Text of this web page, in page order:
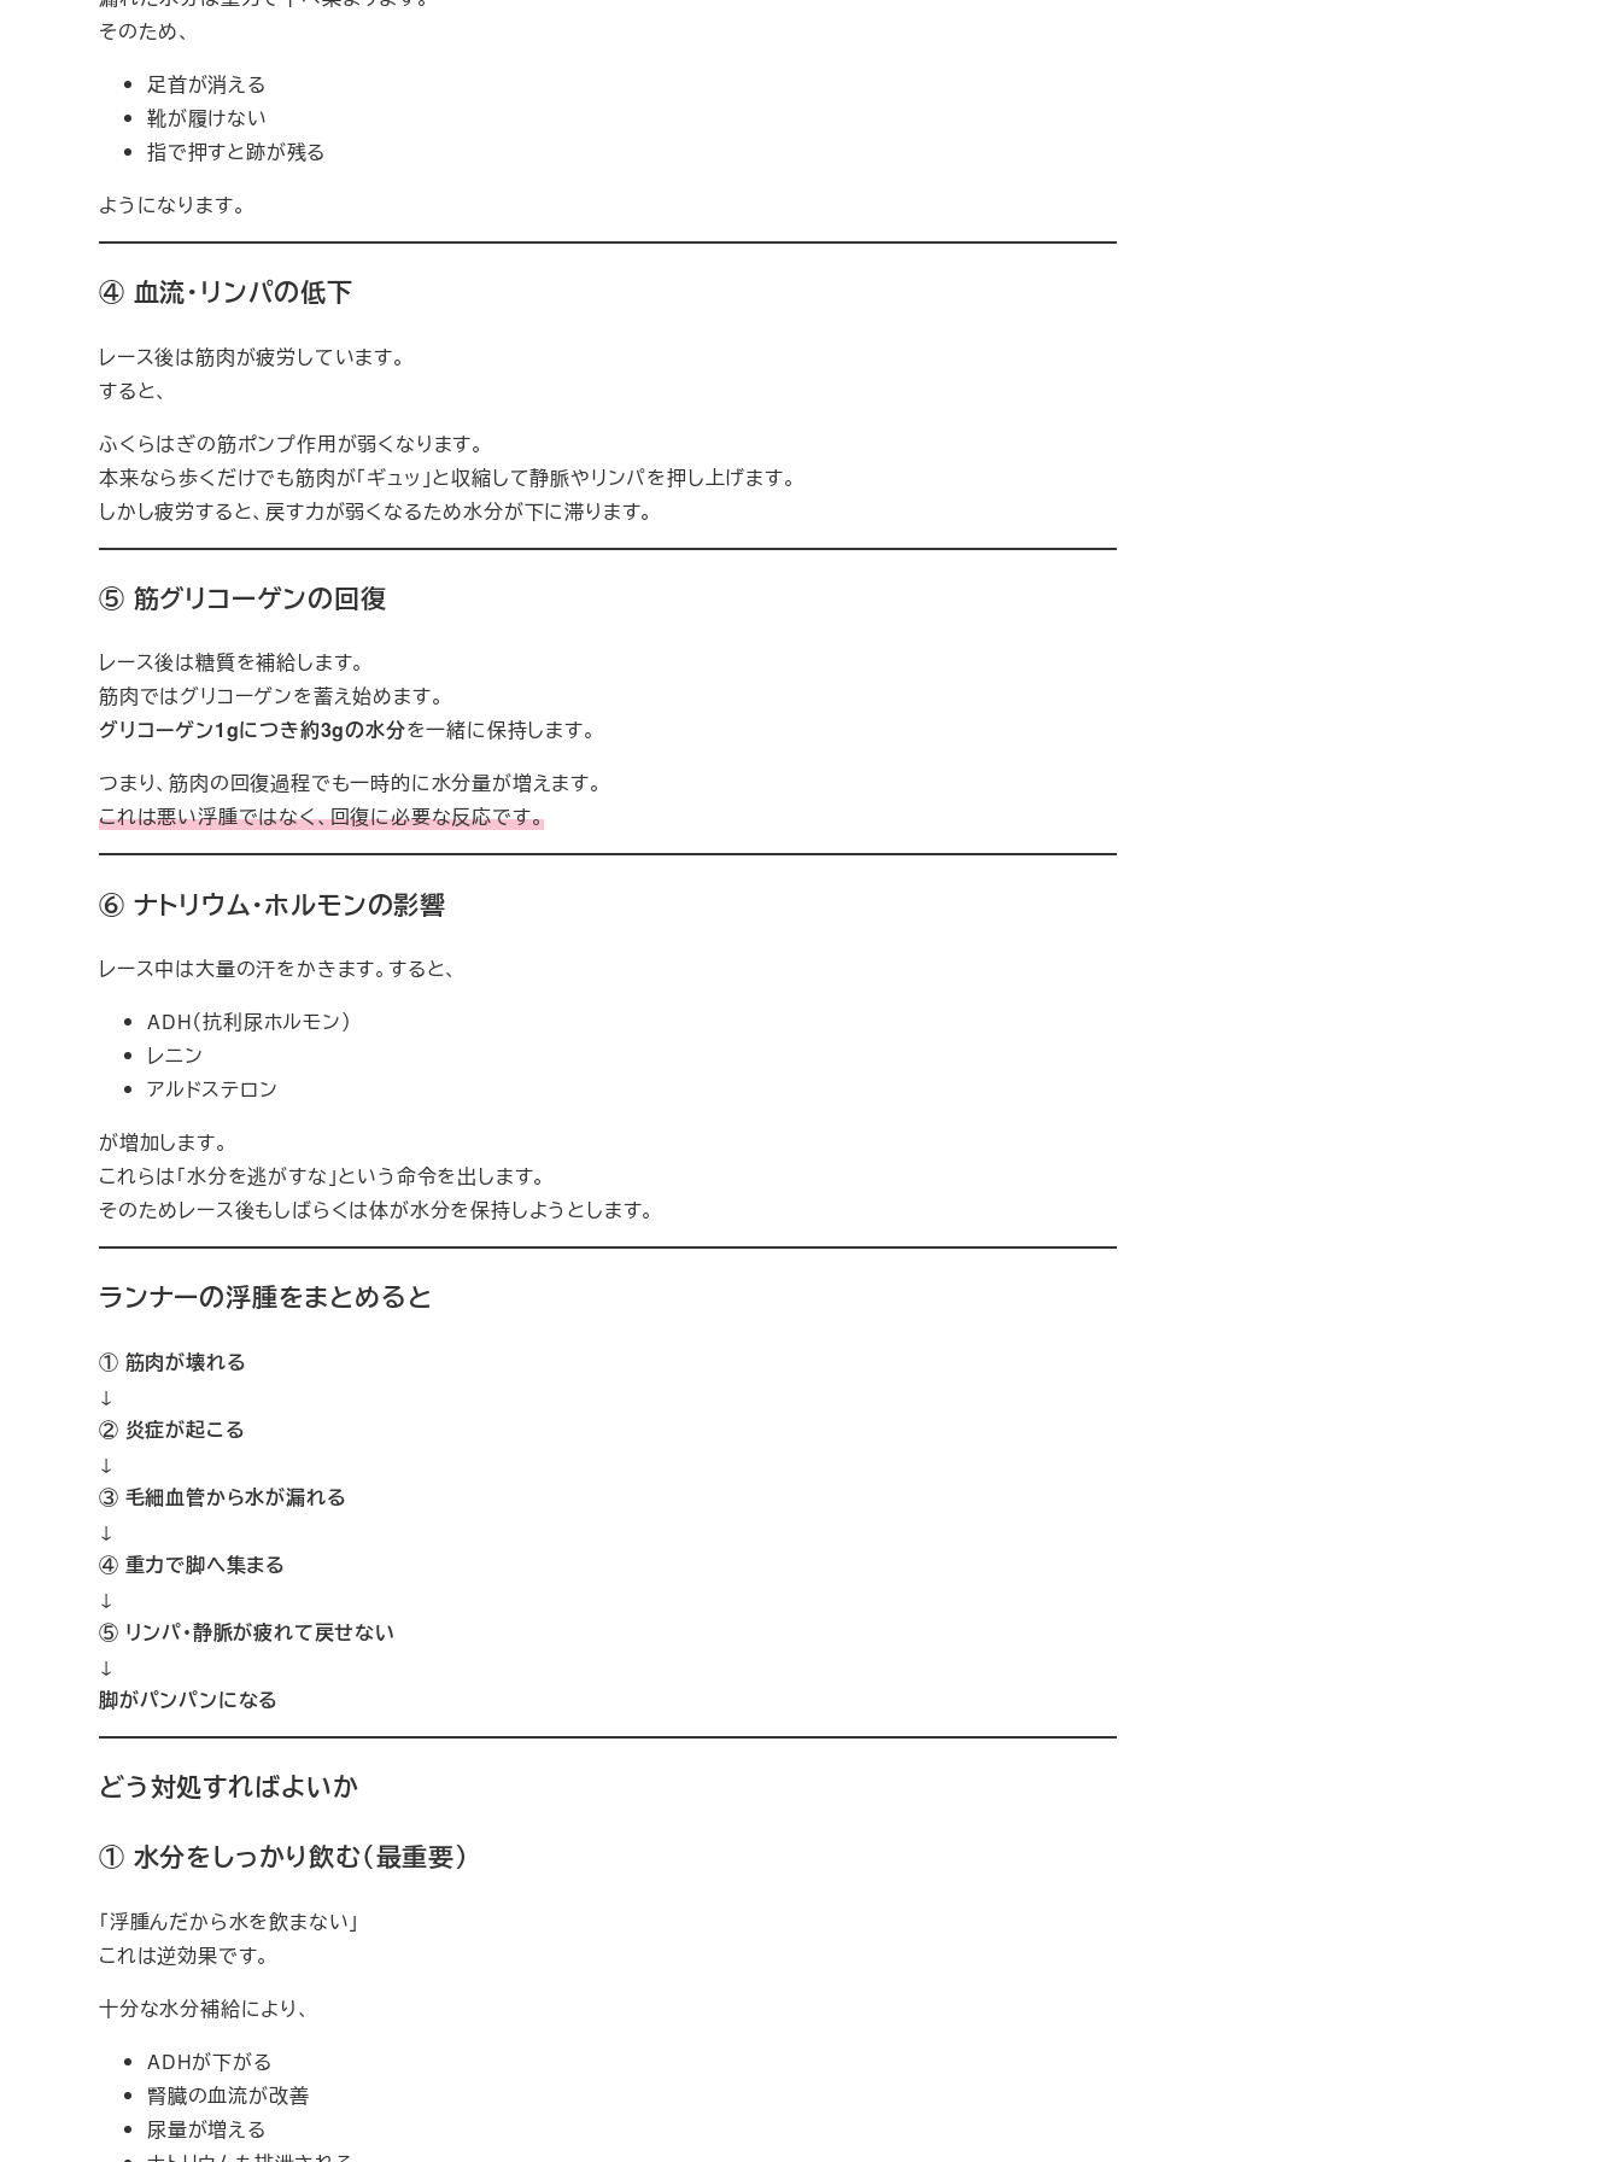
そのため、
足首が消える
靴が履けない
指で押すと跡が残る
ようになります。
④ 血流・リンパの低下
レース後は筋肉が疲労しています。
すると、
ふくらはぎの筋ポンプ作用が弱くなります。
本来なら歩くだけでも筋肉が「ギュッ」と収縮して静脈やリンパを押し上げます。
しかし疲労すると、戻す力が弱くなるため水分が下に滞ります。
⑤ 筋グリコーゲンの回復
レース後は糖質を補給します。
筋肉ではグリコーゲンを蓄え始めます。
グリコーゲン1gにつき約3gの水分を一緒に保持します。
つまり、筋肉の回復過程でも一時的に水分量が増えます。
これは悪い浮腫ではなく、回復に必要な反応です。
⑥ ナトリウム・ホルモンの影響
レース中は大量の汗をかきます。すると、
ADH（抗利尿ホルモン）
レニン
アルドステロン
が増加します。
これらは「水分を逃がすな」という命令を出します。
そのためレース後もしばらくは体が水分を保持しようとします。
ランナーの浮腫をまとめると
① 筋肉が壊れる
↓
② 炎症が起こる
↓
③ 毛細血管から水が漏れる
↓
④ 重力で脚へ集まる
↓
⑤ リンパ・静脈が疲れて戻せない
↓
脚がパンパンになる
どう対処すればよいか
① 水分をしっかり飲む（最重要）
「浮腫んだから水を飲まない」
これは逆効果です。
十分な水分補給により、
ADHが下がる
腎臓の血流が改善
尿量が増える